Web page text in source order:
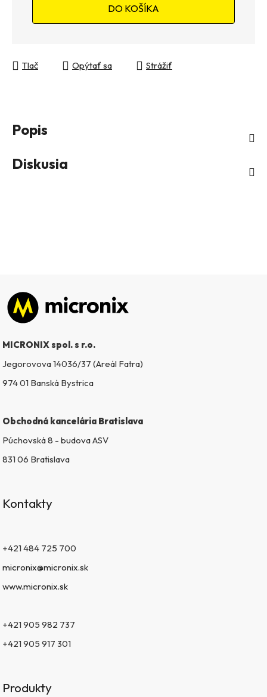
DO KOŠÍKA
Tlač Opýtať sa Strážiť
Popis
Diskusia
Zápätie
MICRONIX spol. s r.o.
Jegorovova 14036/37 (Areál Fatra)
974 01 Banská Bystrica
Obchodná kancelária Bratislava
Púchovská 8 - budova ASV
831 06 Bratislava
Kontakty
+421 484 725 700
micronix@micronix.sk
www.micronix.sk
+421 905 982 737
+421 905 917 301
Produkty